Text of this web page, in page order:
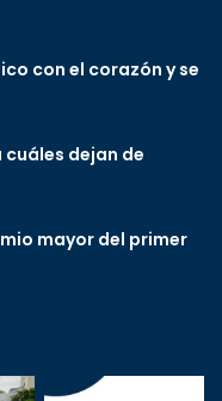
con el corazón y se
cuáles dejan de
mayor del primer